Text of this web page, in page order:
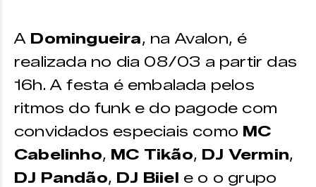
A Domingueira, na Avalon, é
realizada no dia 08/03 a partir das
16h. A festa é embalada pelos
ritmos do funk e do pagode com
convidados especiais como MC
Cabelinho, MC Tikão, DJ Vermin,
DJ Pandão, DJ Biiel e o o grupo